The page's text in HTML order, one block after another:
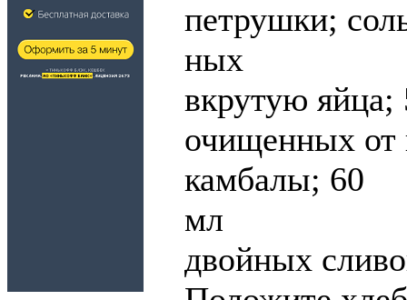
петрушки;
ных
вкрутую яйца;
очищенных от
камбалы; 60
мл
двойных